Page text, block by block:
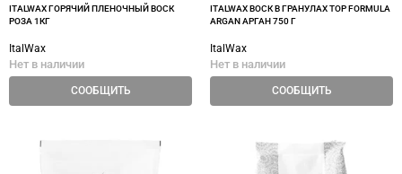
ITALWAX ГОРЯЧИЙ ПЛЕНОЧНЫЙ ВОСК
РОЗА 1КГ
ItalWax
Нет в наличии
СООБЩИТЬ
ITALWAX ВОСК В ГРАНУЛАХ TOP FORMULA
ARGAN АРГАН 750 Г
ItalWax
Нет в наличии
СООБЩИТЬ